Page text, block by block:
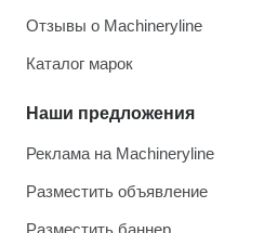
Отзывы о Machineryline
Каталог марок
Наши предложения
Реклама на Machineryline
Разместить объявление
Разместить баннер